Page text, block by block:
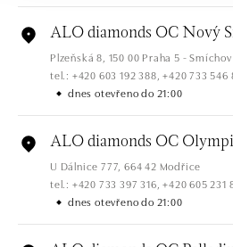
ALO diamonds OC Nový
Plzeňská 8, 150 00 Praha 5 - Smíchov
tel.: +420 603 192 388, +420 733 546
dnes otevřeno do 21:00
ALO diamonds OC
U Dálnice 777, 664 42 Modřice
tel.: +420 733 397 316, +420 605 231
dnes otevřeno do 21:00